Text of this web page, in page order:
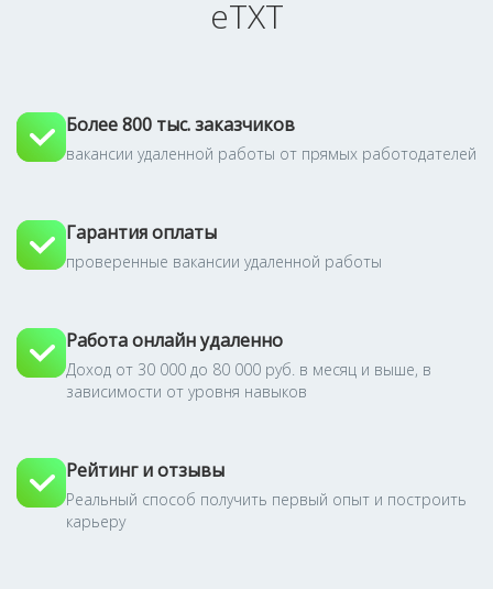
eTXT
Более 800 тыс. заказчиков
вакансии удаленной работы от прямых работодателей
Гарантия оплаты
проверенные вакансии удаленной работы
Работа онлайн удаленно
Доход от 30 000 до 80 000 руб. в месяц и выше, в
зависимости от уровня навыков
Рейтинг и отзывы
Реальный способ получить первый опыт и построить
карьеру